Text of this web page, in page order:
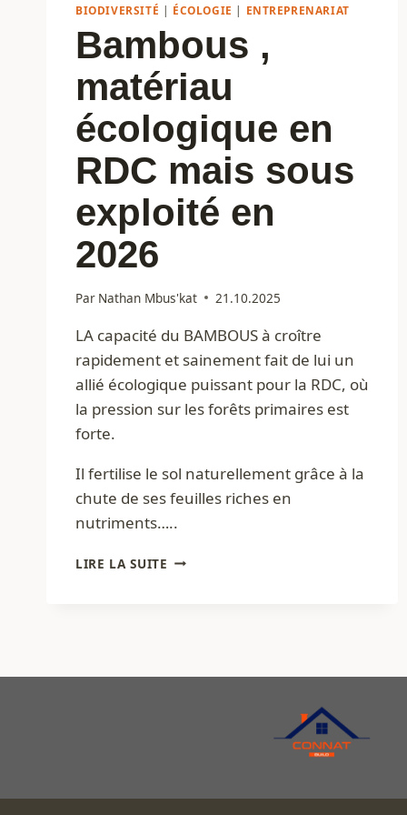
BIODIVERSITÉ | ÉCOLOGIE | ENTREPRENARIAT
Bambous ,
matériau
écologique en
RDC mais sous
exploité en
2026
Par Nathan Mbus'kat 21.10.2025
LA capacité du BAMBOUS à croître
rapidement et sainement fait de lui un
allié écologique puissant pour la RDC, où
la pression sur les forêts primaires est
forte.
Il fertilise le sol naturellement grâce à la
chute de ses feuilles riches en
nutriments…..
LIRE LA SUITE BAMBOUS
MAIS